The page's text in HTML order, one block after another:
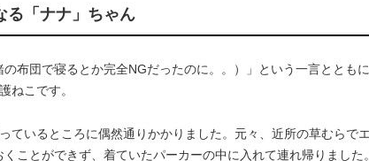
「ナナ」ちゃん
布団で寝るとか完全NGだったのに。。）」という一言とと
ねこです。
いるところに偶然通りかかりました。元々、近所の草むらで
ことができず、着ていたパーカーの中に入れて連れ帰りました。